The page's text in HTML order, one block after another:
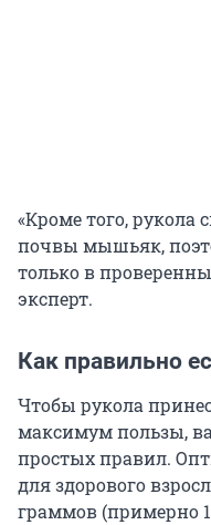
«Кроме того, рукола
почвы мышьяк,
только в
эксперт.
Как правильно
Чтобы рукола
максимум пользы,
простых правил.
для здорового
граммов (примерно